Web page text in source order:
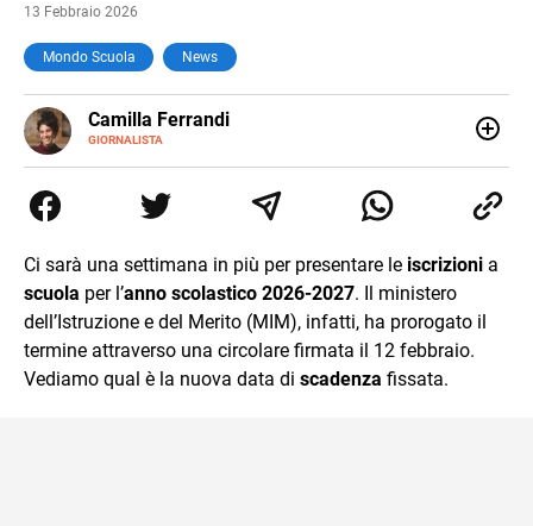
13 Febbraio 2026
Mondo Scuola News
Camilla Ferrandi
GIORNALISTA
E-
MAIL
LINKEDIN
di trasformare la passione per la scrittura in un lavoro, e
da lì non mi sono più fermata. L’attualità è il mio pane
mente.
Ci sarà una settimana in più per presentare le iscrizioni a
scuola per l’anno scolastico 2026-2027. Il ministero
dell’Istruzione e del Merito (MIM), infatti, ha prorogato il
termine attraverso una circolare firmata il 12 febbraio.
Vediamo qual è la nuova data di scadenza fissata.